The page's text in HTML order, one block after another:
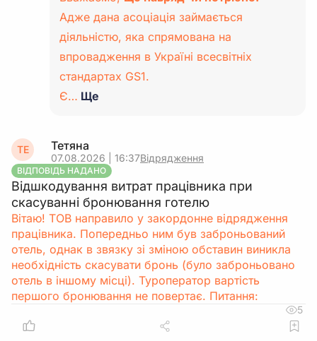
Адже дана асоціація займається
діяльністю, яка спрямована на
впровадження в Україні всесвітніх
стандартах GS1.
Є… Ще
ТЕ Тетяна
07.08.2026 | 16:37Відрядження
ВІДПОВІДЬ НАДАНО
Відшкодування витрат працівника при
скасуванні бронювання готелю
Вітаю! ТОВ направило у закордонне відрядження
працівника. Попередньо ним був заброньований
отель, однак в звязку зі зміною обставин виникла
необхідність скасувати бронь (було заброньовано
отель в іншому місці). Туроператор вартість
першого бронювання не повертає. Питання:
5